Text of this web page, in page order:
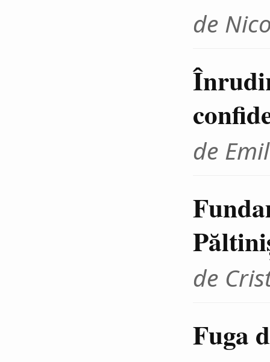
de
de
de
Fuga